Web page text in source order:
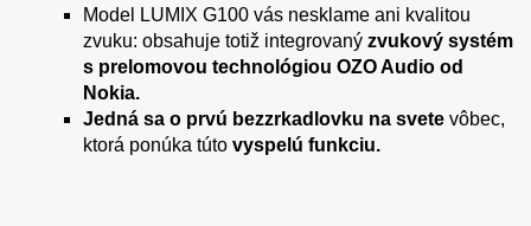
Model LUMIX G100 vás nesklame ani kvalitou
zvuku: obsahuje totiž integrovaný zvukový systém
s prelomovou technológiou OZO Audio od
Nokia.
Jedná sa o prvú bezzrkadlovku na svete vôbec,
ktorá ponúka túto vyspelú funkciu.